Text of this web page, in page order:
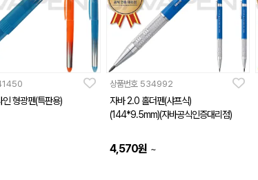
형광펜(특판용)
상품번호 534992
자바 2.0 홀더펜(샤프식)
(144*9.5mm)(자바공식인증대리점)
4,570원 ~